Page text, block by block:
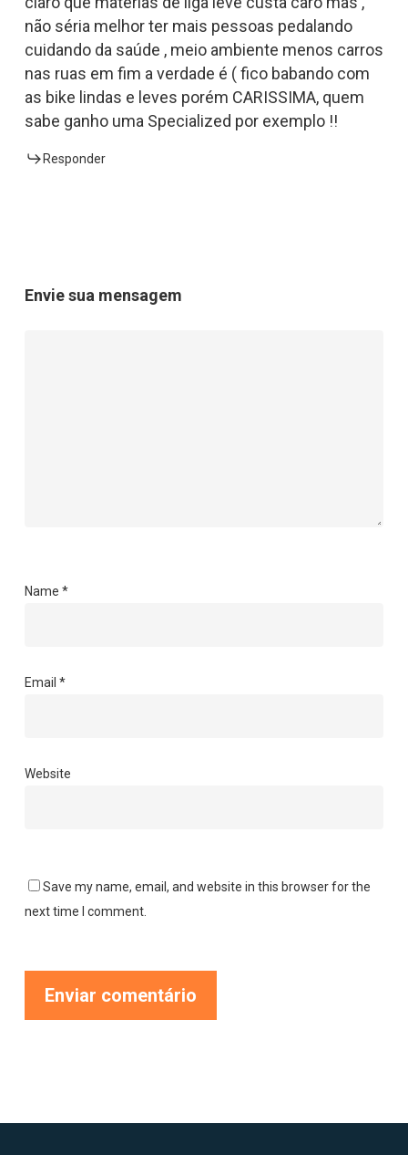
não séria melhor ter mais pessoas pedalando
cuidando da saúde , meio ambiente menos carros
nas ruas em fim a verdade é ( fico babando com
as bike lindas e leves porém CARISSIMA, quem
sabe ganho uma Specialized por exemplo !!
Responder
Envie sua mensagem
Name *
Email *
Website
Save my name, email, and website in this browser for the
next time I comment.